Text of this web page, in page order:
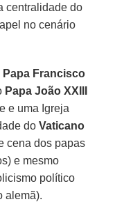
centralidade do
no cenário
Papa Francisco
Papa João XXIII
e uma Igreja
doVaticano
cena dos papas
e mesmo
político
alemã).